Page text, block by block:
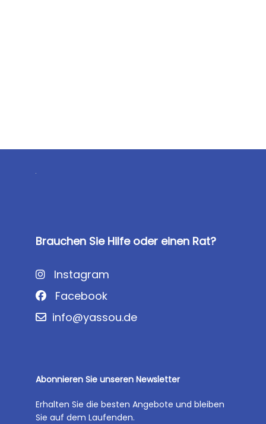
Brauchen Sie Hilfe oder einen Rat?
Instagram
Facebook
info@yassou.de
Abonnieren Sie unseren Newsletter
Erhalten Sie die besten Angebote und bleiben
Sie auf dem Laufenden.